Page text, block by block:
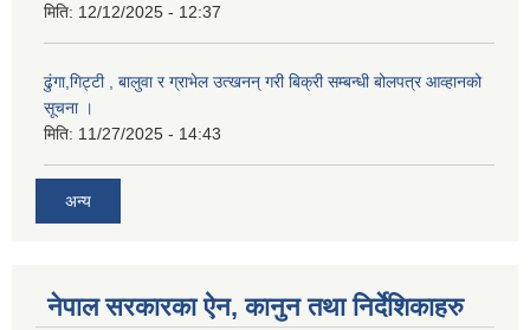
मिति: 12/12/2025 - 12:37
ढुंगा,गिट्टी , बालुवा र ग्राभेल उत्खनन् गरी बिक्री सम्बन्धी बोलपत्र आव्हानको
सूचना ।
मिति: 11/27/2025 - 14:43
अन्य
नेपाल सरकारका ऐन, कानुन तथा निर्देशिकाहरु